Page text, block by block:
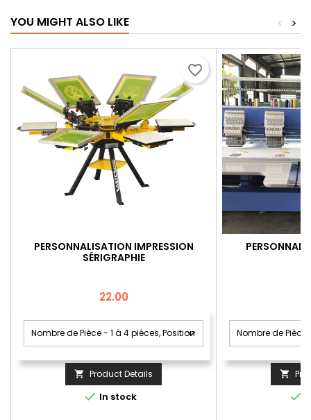
YOU MIGHT ALSO LIKE >
<
PERSONNALISATION IMPRESSION
SÉRIGRAPHIE
Price
22.00
 Product Details
 In stock
favorite_border

